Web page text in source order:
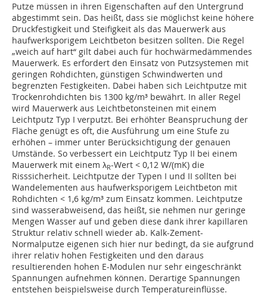
Putze müssen in ihren Eigenschaften auf den Untergrund
abgestimmt sein. Das heißt, dass sie möglichst keine höhere
Druckfestigkeit und Steifigkeit als das Mauerwerk aus
haufwerksporigem Leichtbeton besitzen sollten. Die Regel
„weich auf hart“ gilt dabei auch für hochwärmedämmendes
Mauerwerk. Es erfordert den Einsatz von Putzsystemen mit
geringen Rohdichten, günstigen Schwindwerten und
begrenzten Festigkeiten. Dabei haben sich Leichtputze mit
Trockenrohdichten bis 1300 kg/m³ bewährt. In aller Regel
wird Mauerwerk aus Leichtbetonsteinen mit einem
Leichtputz Typ I verputzt. Bei erhöhter Beanspruchung der
Fläche genügt es oft, die Ausführung um eine Stufe zu
erhöhen – immer unter Berücksichtigung der genauen
Umstände. So verbessert ein Leichtputz Typ II bei einem
Mauerwerk mit einem λR-Wert < 0,12 W/(mK) die
Risssicherheit. Leichtputze der Typen I und II sollten bei
Wandelementen aus haufwerksporigem Leichtbeton mit
Rohdichten < 1,6 kg/m³ zum Einsatz kommen. Leichtputze
sind wasserabweisend, das heißt, sie nehmen nur geringe
Mengen Wasser auf und geben diese dank ihrer kapillaren
Struktur relativ schnell wieder ab. Kalk-Zement-
Normalputze eigenen sich hier nur bedingt, da sie aufgrund
ihrer relativ hohen Festig­keiten und den daraus
resultierenden hohen E-Modulen nur sehr eingeschränkt
Spannungen aufnehmen können. Derartige Spannungen
entstehen beispielsweise durch Temperatureinflüsse.